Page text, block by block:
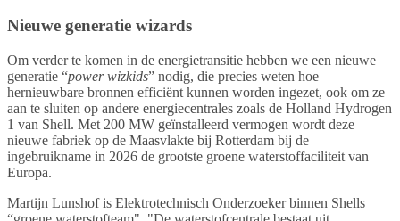
Nieuwe generatie wizards
Om verder te komen in de energietransitie hebben we een nieuwe
generatie “power wizkids” nodig, die precies weten hoe
hernieuwbare bronnen efficiënt kunnen worden ingezet, ook om ze
aan te sluiten op andere energiecentrales zoals de Holland Hydrogen
1 van Shell. Met 200 MW geïnstalleerd vermogen wordt deze
nieuwe fabriek op de Maasvlakte bij Rotterdam bij de
ingebruikname in 2026 de grootste groene waterstoffaciliteit van
Europa.
Martijn Lunshof is Elektrotechnisch Onderzoeker binnen Shells